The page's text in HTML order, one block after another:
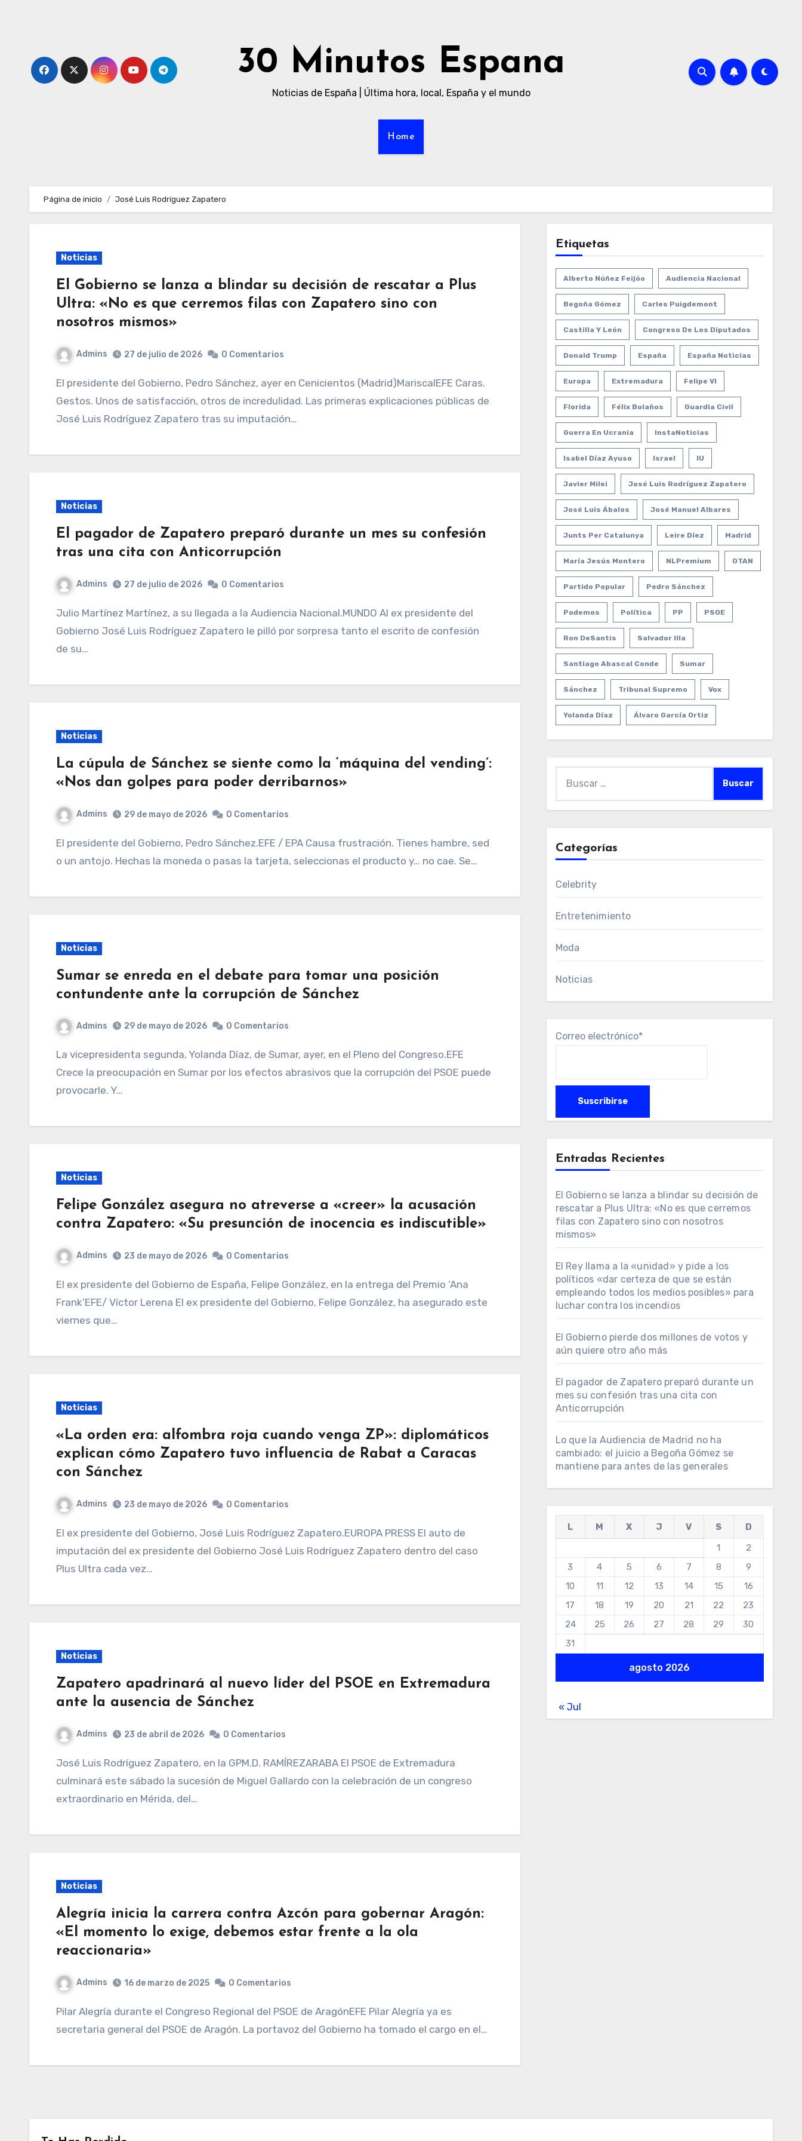
30 Minutos Espana
Noticias de España | Última hora, local, España y el mundo
Home
Página de inicio José Luis Rodríguez Zapatero
Noticias
El Gobierno se lanza a blindar su decisión de rescatar a Plus
Ultra: «No es que cerremos filas con Zapatero sino con
nosotros mismos»
Admins 27 de julio de 2026 0 Comentarios
El presidente del Gobierno, Pedro Sánchez, ayer en Cenicientos (Madrid)MariscalEFE Caras.
Gestos. Unos de satisfacción, otros de incredulidad. Las primeras explicaciones públicas de
José Luis Rodríguez Zapatero tras su imputación…
Noticias
El pagador de Zapatero preparó durante un mes su confesión
tras una cita con Anticorrupción
Admins 27 de julio de 2026 0 Comentarios
Julio Martínez Martínez, a su llegada a la Audiencia Nacional.MUNDO Al ex presidente del
Gobierno José Luis Rodríguez Zapatero le pilló por sorpresa tanto el escrito de confesión
de su…
Noticias
La cúpula de Sánchez se siente como la ‘máquina del vending’:
«Nos dan golpes para poder derribarnos»
Admins 29 de mayo de 2026 0 Comentarios
El presidente del Gobierno, Pedro Sánchez.EFE / EPA Causa frustración. Tienes hambre, sed
o un antojo. Hechas la moneda o pasas la tarjeta, seleccionas el producto y… no cae. Se…
Noticias
Sumar se enreda en el debate para tomar una posición
contundente ante la corrupción de Sánchez
Admins 29 de mayo de 2026 0 Comentarios
La vicepresidenta segunda, Yolanda Díaz, de Sumar, ayer, en el Pleno del Congreso.EFE
Crece la preocupación en Sumar por los efectos abrasivos que la corrupción del PSOE puede
provocarle. Y…
Noticias
Felipe González asegura no atreverse a «creer» la acusación
contra Zapatero: «Su presunción de inocencia es indiscutible»
Admins 23 de mayo de 2026 0 Comentarios
El ex presidente del Gobierno de España, Felipe González, en la entrega del Premio ‘Ana
Frank’EFE/ Víctor Lerena El ex presidente del Gobierno, Felipe González, ha asegurado este
viernes que…
Noticias
«La orden era: alfombra roja cuando venga ZP»: diplomáticos
explican cómo Zapatero tuvo influencia de Rabat a Caracas
con Sánchez
Admins 23 de mayo de 2026 0 Comentarios
El ex presidente del Gobierno, José Luis Rodríguez Zapatero.EUROPA PRESS El auto de
imputación del ex presidente del Gobierno José Luis Rodríguez Zapatero dentro del caso
Plus Ultra cada vez…
Noticias
Zapatero apadrinará al nuevo líder del PSOE en Extremadura
ante la ausencia de Sánchez
Admins 23 de abril de 2026 0 Comentarios
José Luis Rodríguez Zapatero, en la GPM.D. RAMÍREZARABA El PSOE de Extremadura
culminará este sábado la sucesión de Miguel Gallardo con la celebración de un congreso
extraordinario en Mérida, del…
Noticias
Alegría inicia la carrera contra Azcón para gobernar Aragón:
«El momento lo exige, debemos estar frente a la ola
reaccionaria»
Admins 16 de marzo de 2025 0 Comentarios
Pilar Alegría durante el Congreso Regional del PSOE de AragónEFE Pilar Alegría ya es
secretaria general del PSOE de Aragón. La portavoz del Gobierno ha tomado el cargo en el…
Etiquetas
Alberto Núñez Feijóo Audiencia Nacional
Begoña Gómez Carles Puigdemont
Castilla Y León Congreso De Los Diputados
Donald Trump España España Noticias
Europa Extremadura Felipe VI
Florida Félix Bolaños Guardia Civil
Guerra En Ucrania InstaNoticias
Isabel Díaz Ayuso Israel IU
Javier Milei José Luis Rodríguez Zapatero
José Luis Ábalos José Manuel Albares
Junts Per Catalunya Leire Díez Madrid
María Jesús Montero NLPremium OTAN
Partido Popular Pedro Sánchez
Podemos Política PP PSOE
Ron DeSantis Salvador Illa
Santiago Abascal Conde Sumar
Sánchez Tribunal Supremo Vox
Yolanda Díaz Álvaro García Ortiz
Categorías
Celebrity
Entretenimiento
Moda
Noticias
Correo electrónico*
Entradas Recientes
El Gobierno se lanza a blindar su decisión de
rescatar a Plus Ultra: «No es que cerremos
filas con Zapatero sino con nosotros
mismos»
El Rey llama a la «unidad» y pide a los
políticos «dar certeza de que se están
empleando todos los medios posibles» para
luchar contra los incendios
El Gobierno pierde dos millones de votos y
aún quiere otro año más
El pagador de Zapatero preparó durante un
mes su confesión tras una cita con
Anticorrupción
Lo que la Audiencia de Madrid no ha
cambiado: el juicio a Begoña Gómez se
mantiene para antes de las generales
agosto 2026
L M X J V S
D
1
2
3
4 5 6 7 8
9
10
11 12 13 14 15
16
17
18 19 20 21 22
23
24
25 26 27 28 29
30
31
« Jul